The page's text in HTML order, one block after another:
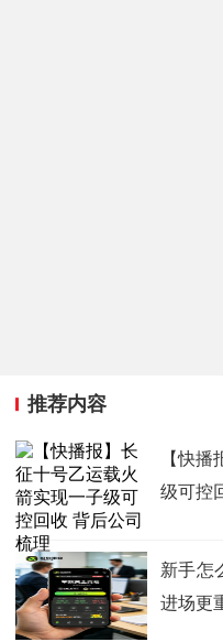
推荐内容
【快
级可控
新手怎
进场更